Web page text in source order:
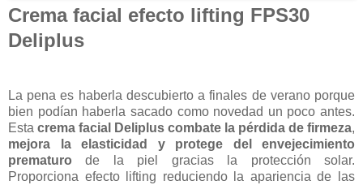
Crema facial efecto lifting FPS30
Deliplus
La pena es haberla descubierto a finales de verano porque
bien podían haberla sacado como novedad un poco antes.
Esta crema facial Deliplus combate la pérdida de firmeza,
mejora la elasticidad y protege del envejecimiento
prematuro de la piel gracias la protección solar.
Proporciona efecto lifting reduciendo la apariencia de las